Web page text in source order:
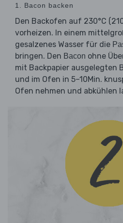
1. Bacon backen
Den Backofen auf 230°C
vorheizen. In einem
gesalzenes Wasser für die
bringen. Den Bacon ohne
mit Backpapier ausgelegten
und im Ofen in 5–10Min.
Ofen nehmen und abkühlen